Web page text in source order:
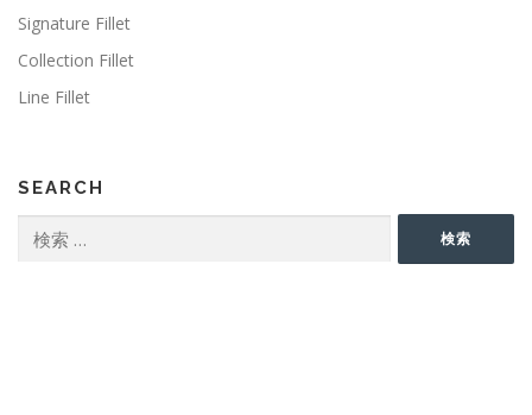
Signature Fillet
Collection Fillet
Line Fillet
SEARCH
索:
検索